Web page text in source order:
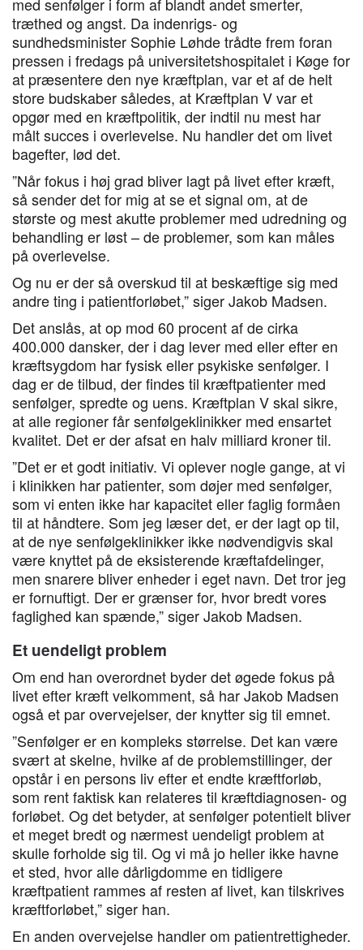
træthed og angst. Da indenrigs- og
sundhedsminister Sophie Løhde trådte frem foran
pressen i fredags på universitetshospitalet i Køge for
at præsentere den nye kræftplan, var et af de helt
store budskaber således, at Kræftplan V var et
opgør med en kræftpolitik, der indtil nu mest har
målt succes i overlevelse. Nu handler det om livet
bagefter, lød det.
”Når fokus i høj grad bliver lagt på livet efter kræft,
så sender det for mig at se et signal om, at de
største og mest akutte problemer med udredning og
behandling er løst – de problemer, som kan måles
på overlevelse.
Og nu er der så overskud til at beskæftige sig med
andre ting i patientforløbet,” siger Jakob Madsen.
Det anslås, at op mod 60 procent af de cirka
400.000 dansker, der i dag lever med eller efter en
kræftsygdom har fysisk eller psykiske senfølger. I
dag er de tilbud, der findes til kræftpatienter med
senfølger, spredte og uens. Kræftplan V skal sikre,
at alle regioner får senfølgeklinikker med ensartet
kvalitet. Det er der afsat en halv milliard kroner til.
”Det er et godt initiativ. Vi oplever nogle gange, at vi
i klinikken har patienter, som døjer med senfølger,
som vi enten ikke har kapacitet eller faglig formåen
til at håndtere. Som jeg læser det, er der lagt op til,
at de nye senfølgeklinikker ikke nødvendigvis skal
være knyttet på de eksisterende kræftafdelinger,
men snarere bliver enheder i eget navn. Det tror jeg
er fornuftigt. Der er grænser for, hvor bredt vores
faglighed kan spænde,” siger Jakob Madsen.
Et uendeligt problem
Om end han overordnet byder det øgede fokus på
livet efter kræft velkomment, så har Jakob Madsen
også et par overvejelser, der knytter sig til emnet.
”Senfølger er en kompleks størrelse. Det kan være
svært at skelne, hvilke af de problemstillinger, der
opstår i en persons liv efter et endte kræftforløb,
som rent faktisk kan relateres til kræftdiagnosen- og
forløbet. Og det betyder, at senfølger potentielt bliver
et meget bredt og nærmest uendeligt problem at
skulle forholde sig til. Og vi må jo heller ikke havne
et sted, hvor alle dårligdomme en tidligere
kræftpatient rammes af resten af livet, kan tilskrives
kræftforløbet,” siger han.
En anden overvejelse handler om patientrettigheder.